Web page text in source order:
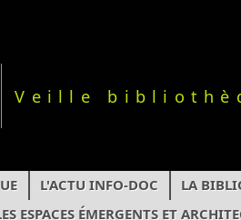
Veille
L'ACTU INFO-DOC
LA
ESPACES ÉMERGENTS ET